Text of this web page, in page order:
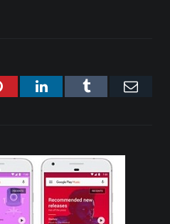
PinterestLinkedInTumblr